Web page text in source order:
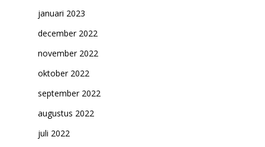
januari 2023
december 2022
november 2022
oktober 2022
september 2022
augustus 2022
juli 2022